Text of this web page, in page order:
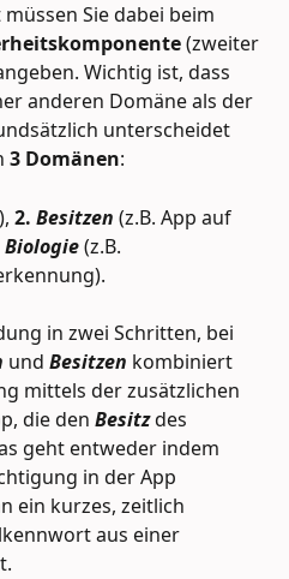
Sie dabei beim
(zweiter
Wichtig ist, dass
anderen Domäne als der
unterscheidet
3 Domänen:
2. Besitzen (z.B. App auf
Biologie (z.B.
in zwei Schritten, bei
und Besitzen kombiniert
mittels der zusätzlichen
die den Besitz des
geht entweder indem
in der App
ein kurzes, zeitlich
aus einer